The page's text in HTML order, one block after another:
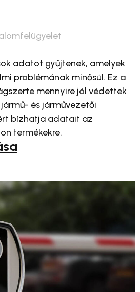
adatot gyűjtenek, amelyek
problémának minősül. Ez a
mennyire jól védettek
és járművezetői
bízhatja adatait az
termékekre.